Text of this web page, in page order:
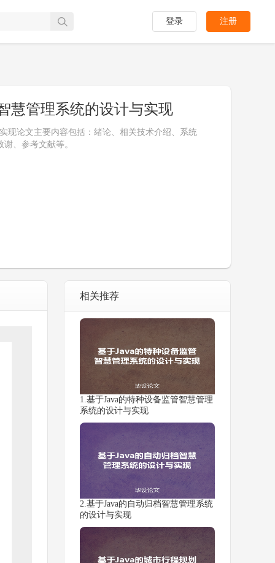
登录 注册
慧管理系统的设计与实现
现论文主要内容包括：绪论、相关技术介绍、系统
、参考文献等。
相关推荐
1.基于Java的特种设备监管智慧管理
系统的设计与实现
2.基于Java的自动归档智慧管理系统
的设计与实现